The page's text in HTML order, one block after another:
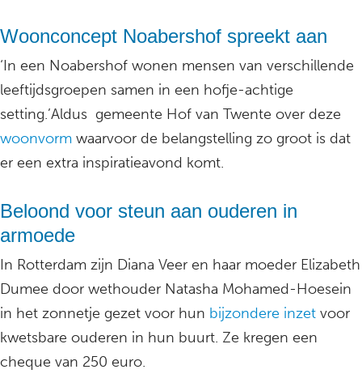
Woonconcept Noabershof spreekt aan
‘In een Noabershof wonen mensen van verschillende
leeftijdsgroepen samen in een hofje-achtige
setting.’Aldus gemeente Hof van Twente over deze
woonvorm waarvoor de belangstelling zo groot is dat
er een extra inspiratieavond komt.
Beloond voor steun aan ouderen in
armoede
In Rotterdam zijn Diana Veer en haar moeder Elizabeth
Dumee door wethouder Natasha Mohamed-Hoesein
in het zonnetje gezet voor hun bijzondere inzet voor
kwetsbare ouderen in hun buurt. Ze kregen een
cheque van 250 euro.